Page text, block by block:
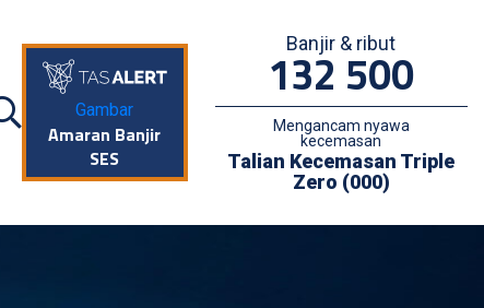
Gambar
Amaran Banjir
SES
Banjir & ribut
132 500
Mengancam nyawa
kecemasan
Talian Kecemasan Triple
Zero (000)